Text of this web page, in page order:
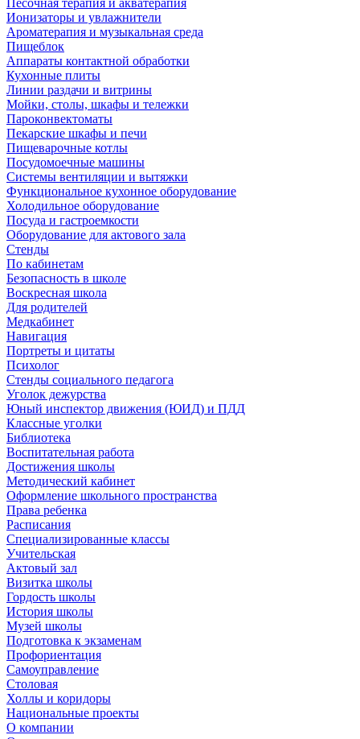
Песочная терапия и акватерапия
Ионизаторы и увлажнители
Ароматерапия и музыкальная среда
Пищеблок
Аппараты контактной обработки
Кухонные плиты
Линии раздачи и витрины
Мойки, столы, шкафы и тележки
Пароконвектоматы
Пекарские шкафы и печи
Пищеварочные котлы
Посудомоечные машины
Системы вентиляции и вытяжки
Функциональное кухонное оборудование
Холодильное оборудование
Посуда и гастроемкости
Оборудование для актового зала
Стенды
По кабинетам
Безопасность в школе
Воскресная школа
Для родителей
Медкабинет
Навигация
Портреты и цитаты
Психолог
Стенды социального педагога
Уголок дежурства
Юный инспектор движения (ЮИД) и ПДД
Классные уголки
Библиотека
Воспитательная работа
Достижения школы
Методический кабинет
Оформление школьного пространства
Права ребенка
Расписания
Специализированные классы
Учительская
Актовый зал
Визитка школы
Гордость школы
История школы
Музей школы
Подготовка к экзаменам
Профориентация
Самоуправление
Столовая
Холлы и коридоры
Национальные проекты
О компании